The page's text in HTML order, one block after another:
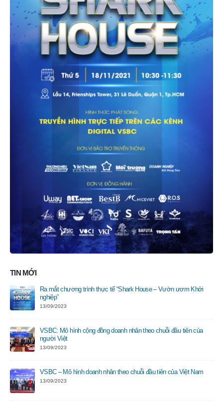
TIN MỚI
Ra mắt chương trình thực tế “Shark House – Vườn ươm Khởi
nghiệp”
13/09/2023
VSBC: Mô hình cộng đồng doanh nhân theo chuỗi đầu tiên của
người Việt
13/09/2023
VSBC – Mô hình doanh nhân theo chuỗi đầu tiên của Việt Nam
13/09/2023